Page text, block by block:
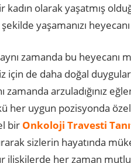
kadın olarak yaşatmış
yaşamanızı
zamanda bu
de daha doğal
zamanda arzuladığınız
her uygun pozisyonda
bir Onkoloji Travesti
sizlerin hayatında
ilişkilerde her zaman